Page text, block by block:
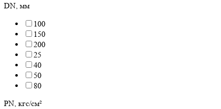
DN, мм
100
150
200
25
40
50
80
PN, кгс/см²